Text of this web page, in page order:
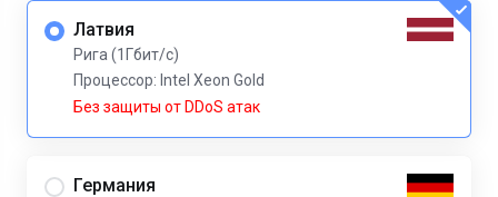
Латвия
Рига (1Гбит/с)
Процессор: Intel Xeon Gold
Без защиты от DDoS атак
Германия